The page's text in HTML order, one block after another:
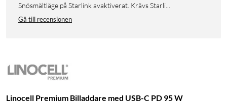
Snösmältläge på Starlink avaktiverat. Krävs Starli...
Gå till recensionen
Linocell Premium Billaddare med USB-C PD 95 W